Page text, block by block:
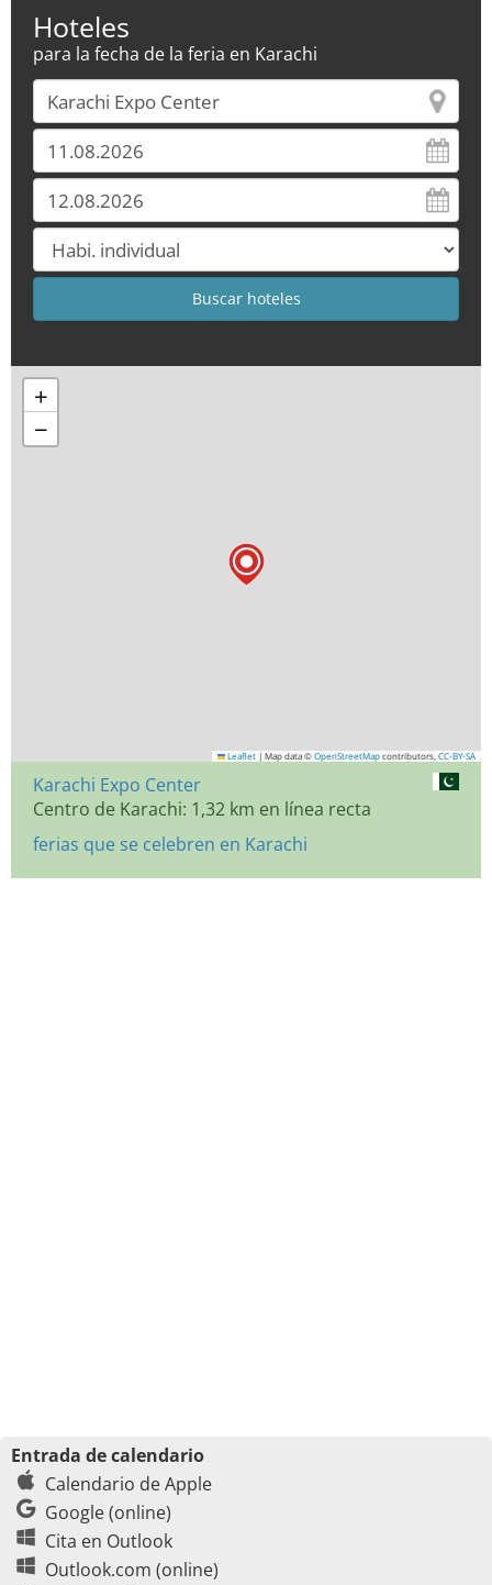
Hoteles
para la fecha de la feria en Karachi
+
−
Leaflet | Map data © OpenStreetMap contributors, CC-BY-SA
Karachi Expo Center
Centro de Karachi: 1,32 km en línea recta
ferias que se celebren en Karachi
Entrada de calendario
Calendario de Apple
Google (online)
Cita en Outlook
Outlook.com (online)